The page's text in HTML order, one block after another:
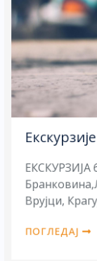
Екскурзије
ЕКСКУРЗИЈА
Врујци,
ПОГЛЕДАЈ